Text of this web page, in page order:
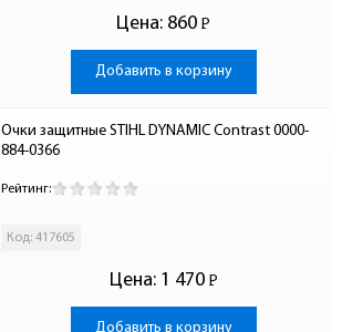
Цена: 860 Р
-
Добавить в корзину
Очки защитные STIHL DYNAMIC Contrast 0000-
884-0366
Рейтинг:
Код: 417605
Цена: 1 470 Р
-
Добавить в корзину